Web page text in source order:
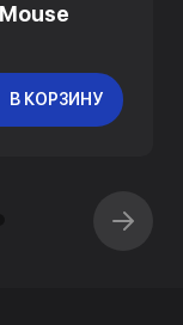
В КОРЗИНУ